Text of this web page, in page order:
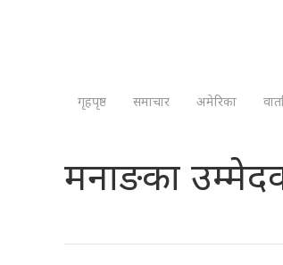
गृहपृष्ठ समाचार अमेरिका
मनाङका